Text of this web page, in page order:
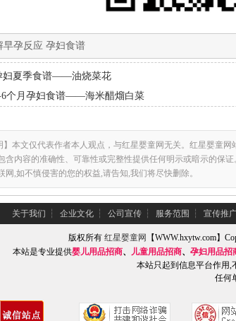
早孕反应 孕妇食谱
妇夏季食谱——油烧菜花
6个月孕妇食谱——海米醋熘白菜
本文仅代表作者本人观点，与红星婴童网无关。红星婴童网
含内容的准确性、可靠性或完整性提供任何明示或暗示的保
网,如不慎侵害的您的权益,请告知,我们将尽快删除。
关于我们 ┆ 企业文化 ┆ 公司宣传 ┆ 服务范围 ┆ 宣传推
版权所有 红星婴童网 【WWW.hxytw.com】
本站是专业提供婴儿用品招商、 儿童用品招商、 孕妇用品招
本站只起到信息平台作用,
任何